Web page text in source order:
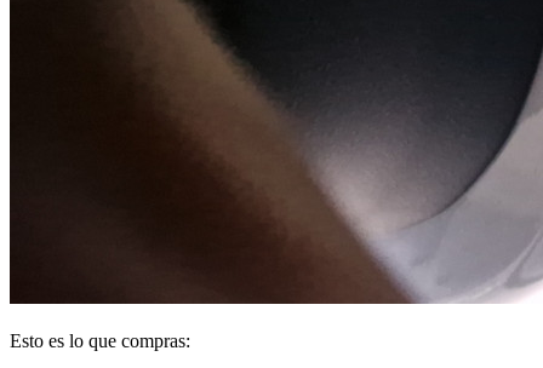
Esto es lo que compras: